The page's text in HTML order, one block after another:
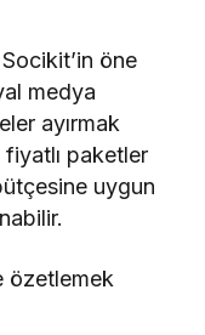
öne
medya
ayırmak
fiyatlı paketler
uygun
özetlemek